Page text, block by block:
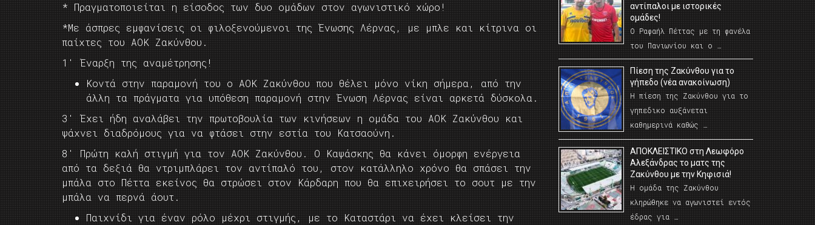
* Πραγματοποιείται η είσοδος των δυο ομάδων στον αγωνιστικό χώρο!
*Με άσπρες εμφανίσεις οι φιλοξενούμενοι της Ένωσης Λέρνας, με μπλε και κίτρινα οι
παίχτες του ΑΟΚ Ζακύνθου.
1′ Έναρξη της αναμέτρησης!
Κοντά στην παραμονή του ο ΑΟΚ Ζακύνθου που θέλει μόνο νίκη σήμερα, από την
άλλη τα πράγματα για υπόθεση παραμονή στην Ένωση Λέρνας είναι αρκετά δύσκολα.
3′ Έχει ήδη αναλάβει την πρωτοβουλία των κινήσεων η ομάδα του ΑΟΚ Ζακύνθου και
ψάχνει διαδρόμους για να φτάσει στην εστία του Κατσαούνη.
8′ Πρώτη καλή στιγμή για τον ΑΟΚ Ζακύνθου. Ο Καψάσκης θα κάνει όμορφη ενέργεια
από τα δεξιά θα ντριμπλάρει τον αντίπαλό του, στον κατάλληλο χρόνο θα σπάσει την
μπάλα στο Πέττα εκείνος θα στρώσει στον Κάρδαρη που θα επιχειρήσει το σουτ με την
μπάλα να περνά άουτ.
Παιχνίδι για έναν ρόλο μέχρι στιγμής, με το Καταστάρι να έχει κλείσει την
αντίπαλοι με ιστορικές
ομάδες!
Ο Ραφαήλ Πέττας με τη φανέλα
του Πανιωνίου και ο …
Πίεση της Ζακύνθου για το
γήπεδο (νέα ανακοίνωση)
Η πίεση της Ζακύνθου για το
γηπεδικο αυξάνεται
καθημερινά καθώς …
AΠΟΚΛΕΙΣΤΙΚΟ στη Λεωφόρο
Αλεξάνδρας το ματς της
Ζακύνθου με την Κηφισιά!
Η ομάδα της Ζακύνθου
κληρώθηκε να αγωνιστεί εντός
έδρας για …